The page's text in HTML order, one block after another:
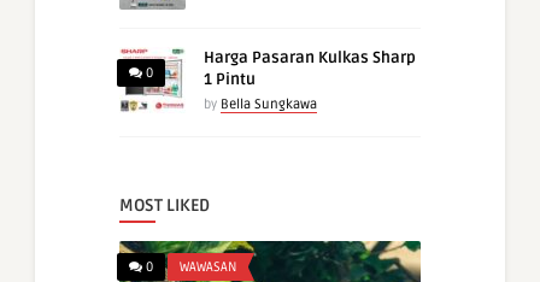
0
Harga Pasaran Kulkas Sharp
1 Pintu
by Bella Sungkawa
MOST LIKED
0 WAWASAN